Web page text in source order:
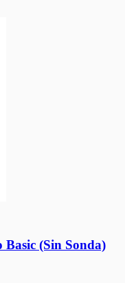
(Sin Sonda)